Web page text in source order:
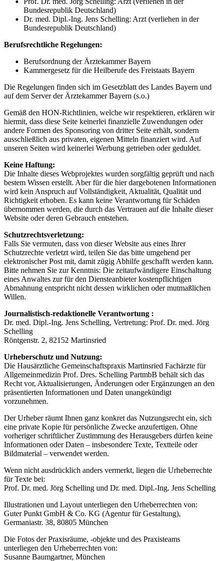
Bundesrepublik Deutschland)
Dr. med. Dipl.-Ing. Jens Schelling: Arzt (verliehen in der
Bundesrepublik Deutschland)
Berufsrechtliche Regelungen:
Berufsordnung der Ärztekammer Bayern
Kammergesetz für die Heilberufe des Freistaats Bayern
Die Regelungen finden sich im Gesetzblatt des Landes Bayern und
auf dem Server der Ärztekammer Bayern (s.o.)
Gemäß den HON-Richtlinien, welche wir respektieren, erklären wir
hiermit, dass diese Seite keinerlei finanzielle Zuwendungen oder
andere Formen des Sponsoring von dritter Seite erhält, sondern
ausschließlich aus privaten, eigenen Mitteln finanziert wird. Auf
unseren Seiten wird keinerlei Werbung getrieben oder geduldet.
Keine Haftung:
Die Inhalte dieses Webprojektes wurden sorgfältig geprüft und nach
bestem Wissen erstellt. Aber für die hier dargebotenen Informationen
wird kein Anspruch auf Vollständigkeit, Aktualität, Qualität und
Richtigkeit erhoben. Es kann keine Verantwortung für Schäden
übernommen werden, die durch das Vertrauen auf die Inhalte dieser
Website oder deren Gebrauch entstehen.
Schutzrechtsverletzung:
Falls Sie vermuten, dass von dieser Website aus eines Ihrer
Schutzrechte verletzt wird, teilen Sie das bitte umgehend per
elektronischer Post mit, damit zügig Abhilfe geschafft werden kann.
Bitte nehmen Sie zur Kenntnis: Die zeitaufwändigere Einschaltung
eines Anwaltes zur für den Diensteanbieter kostenpflichtigen
Abmahnung entspricht nicht dessen wirklichen oder mutmaßlichen
Willen.
Journalistisch-redaktionelle Verantwortung :
Dr. med. Dipl.-Ing. Jens Schelling, Vertretung: Prof. Dr. med. Jörg
Schelling
Röntgenstr. 2, 82152 Martinsried
Urheberschutz und Nutzung:
Die Hausärztliche Gemeinschaftspraxis Martinsried Fachärzte für
Allgemeinmedizin Prof. Dres. Schelling PartmbB behält sich das
Recht vor, Aktualisierungen, Änderungen oder Ergänzungen an den
präsentierten Informationen und Daten unangekündigt
vorzunehmen.
Der Urheber räumt Ihnen ganz konkret das Nutzungsrecht ein, sich
eine private Kopie für persönliche Zwecke anzufertigen. Ohne
vorheriger schriftlicher Zustimmung des Herausgebers dürfen keine
Informationen oder Daten – insbesondere Texte, Textteile oder
Bildmaterial – verwendet werden.
Wenn nicht ausdrücklich anders vermerkt, liegen die Urheberrechte
für Texte bei:
Prof. Dr. med. Jörg Schelling und Dr. med. Dipl.-Ing. Jens Schelling
Illustrationen und Layout unterliegen den Urheberrechten von:
Guter Punkt GmbH & Co. KG (Agentur für Gestaltung),
Germaniastr. 38, 80805 München
Die Fotos der Praxisräume, -objekte und des Praxisteams
unterliegen den Urheberrechten von:
Susanne Baumgartner, München